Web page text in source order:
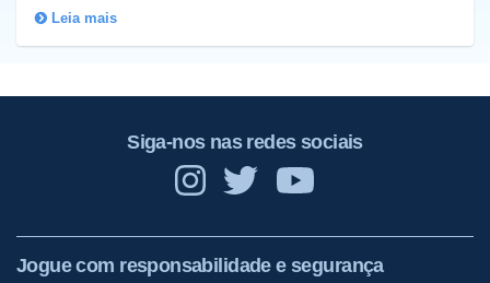
Leia mais
Siga-nos nas redes sociais
Jogue com responsabilidade e segurança